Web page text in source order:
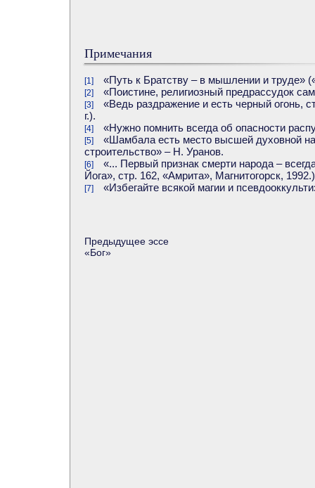
Примечания
[1] «Путь к Братству – в мышлении и труде»
[2] «Поистине, религиозный предрассудок
[3]
«Ведь раздражение и есть черный
г.).
[4] «Нужно помнить всегда об опасности
[5]
«Шамбала есть место высшей духовной
строительство» – Н. Уранов.
[6]
«... Первый признак смерти народа –
Йога», стр. 162, «Амрита», Магнитогорск,
[7] «Избегайте всякой магии и
Предыдущее эссе
«Бог»